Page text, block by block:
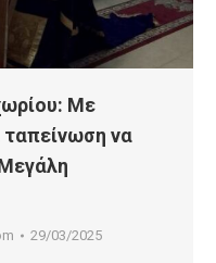
Με
ταπείνωση να
29/03/2025